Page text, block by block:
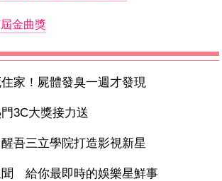
金曲獎
家！屍體發臭一週才發現
3C大獎接力送
吾三立學院打造影視新星
聞 給你最即時的娛樂星鮮事